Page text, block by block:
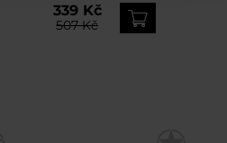
339 Kč
507 Kč